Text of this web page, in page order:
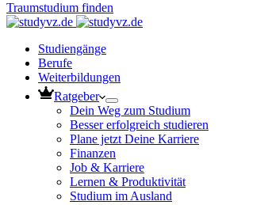
Traumstudium finden
Studiengänge
Berufe
Weiterbildungen
Ratgeber
Dein Weg zum Studium
Besser erfolgreich studieren
Plane jetzt Deine Karriere
Finanzen
Job & Karriere
Lernen & Produktivität
Studium im Ausland